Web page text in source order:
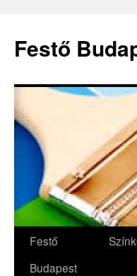
Festő
Festő
Budapest